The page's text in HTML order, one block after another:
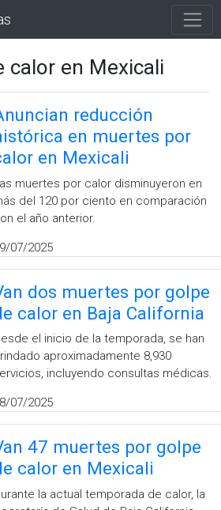
calor en Mexicali
reducción
en muertes por
en Mexicali
muertes por calor disminuyeron en
del 120 por ciento en comparación
el año anterior.
07/2025
dos muertes por golpe
calor en Baja California
el inicio de la temporada, se han
aproximadamente 8,930
incluyendo consultas médicas.
07/2025
47 muertes por golpe
calor en Mexicali
la actual temporada de calor, la